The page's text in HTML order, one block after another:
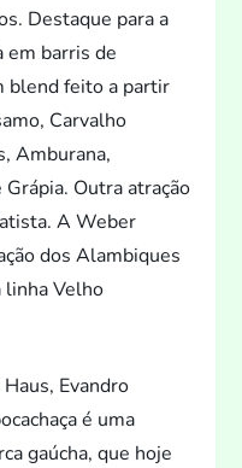
Destaque para a
em barris de
blend feito a partir
Carvalho
Amburana,
Grápia. Outra atração
A Weber
dos Alambiques
linha Velho
Evandro
é uma
gaúcha, que hoje